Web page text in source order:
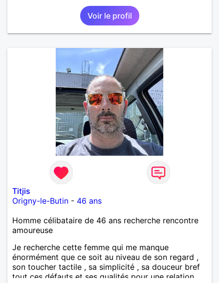
Voir le profil
Titjis
Origny-le-Butin - 46 ans
Homme célibataire de 46 ans recherche rencontre
amoureuse
Je recherche cette femme qui me manque
énormément que ce soit au niveau de son regard ,
son toucher tactile , sa simplicité , sa douceur bref
tout ces défauts et ses qualités pour une relation